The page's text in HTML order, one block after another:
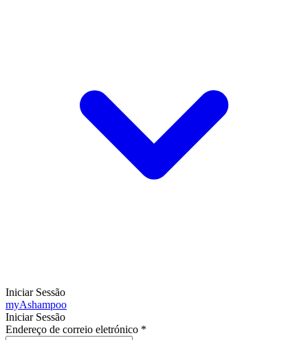
Iniciar Sessão
myAshampoo
Iniciar Sessão
Endereço de correio eletrónico *